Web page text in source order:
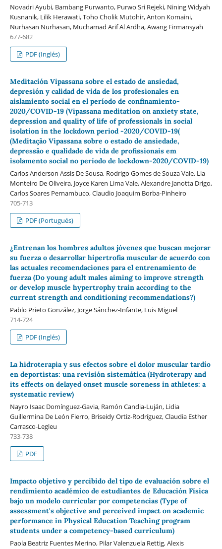
Novadri Ayubi, Bambang Purwanto, Purwo Sri Rejeki, Nining Widyah
Kusnanik, Lilik Herawati, Toho Cholik Mutohir, Anton Komaini,
Nurhasan Nurhasan, Muchamad Arif Al Ardha, Awang Firmansyah
677-682
PDF (Inglés)
Meditación Vipassana sobre el estado de ansiedad,
depresión y calidad de vida de los profesionales en
aislamiento social en el período de confinamiento-
2020/COVID-19 (Vipassana meditation on anxiety state,
depression and quality of life of professionals in social
isolation in the lockdown period -2020/COVID-19(
(Meditação Vipassana sobre o estado de ansiedade,
depressão e qualidade de vida de profissionais em
isolamento social no período de lockdown-2020/COVID-19)
Carlos Anderson Assis De Sousa, Rodrigo Gomes de Souza Vale, Lia
Monteiro De Oliveira, Joyce Karen Lima Vale, Alexandre Janotta Drigo,
Carlos Soares Pernambuco, Claudio Joaquim Borba-Pinheiro
705-713
PDF (Portugués)
¿Entrenan los hombres adultos jóvenes que buscan mejorar
su fuerza o desarrollar hipertrofia muscular de acuerdo con
las actuales recomendaciones para el entrenamiento de
fuerza (Do young adult males aiming to improve strength
or develop muscle hypertrophy train according to the
current strength and conditioning recommendations?)
Pablo Prieto González, Jorge Sánchez-Infante, Luis Miguel
714-724
PDF (Inglés)
La hidroterapia y sus efectos sobre el dolor muscular tardío
en deportistas: una revisión sistemática (Hydroterapy and
its effects on delayed onset muscle soreness in athletes: a
systematic review)
Nayro Isaac Domínguez-Gavia, Ramón Candia-Luján, Lidia
Guillermina De León Fierro, Briseidy Ortiz-Rodríguez, Claudia Esther
Carrasco-Legleu
733-738
PDF
Impacto objetivo y percibido del tipo de evaluación sobre el
rendimiento académico de estudiantes de Educación Física
bajo un modelo curricular por competencias (Type of
assessment's objective and perceived impact on academic
performance in Physical Education Teaching program
students under a competency-based curriculum)
Paola Beatriz Fuentes Merino, Pilar Valenzuela Rettig, Alexis